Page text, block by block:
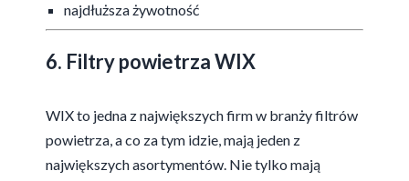
najdłuższa żywotność
6. Filtry powietrza WIX
WIX to jedna z największych firm w branży filtrów
powietrza, a co za tym idzie, mają jeden z
największych asortymentów. Nie tylko mają